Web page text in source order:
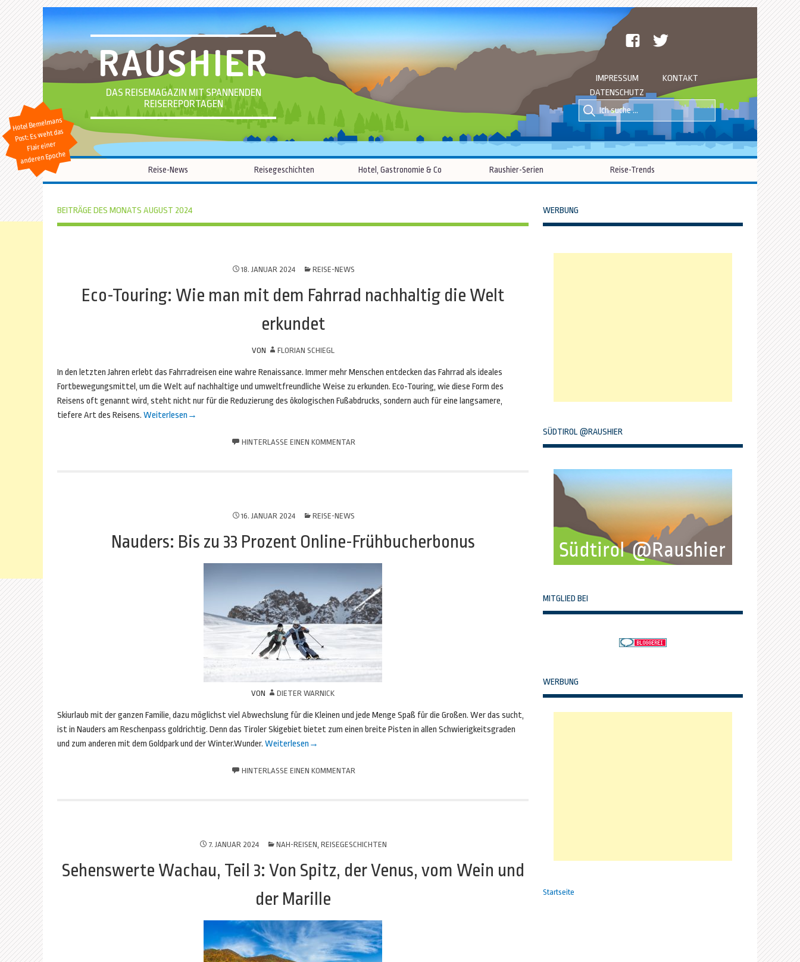
RAUSHIER
DAS REISEMAGAZIN MIT SPANNENDEN
REISEREPORTAGEN
facebook
IMPRESSUM
KONTAKT
DATENSCHUTZ
Suche
nach::
Suche
nach:
Hotel Bemelmans
Post: Es weht das
Flair einer
anderen Epoche
Reise-News Reisegeschichten Hotel, Gastronomie & Co Raushier-Serien Reise-Trends
BEITRÄGE DES MONATS AUGUST 2024
18. JANUAR 2024 REISE-NEWS
Eco-Touring: Wie man mit dem Fahrrad nachhaltig die Welt
erkundet
VON FLORIAN SCHIEGL
In den letzten Jahren erlebt das Fahrradreisen eine wahre Renaissance. Immer mehr Menschen entdecken das Fahrrad als ideales
Fortbewegungsmittel, um die Welt auf nachhaltige und umweltfreundliche Weise zu erkunden. Eco-Touring, wie diese Form des
Reisens oft genannt wird, steht nicht nur für die Reduzierung des ökologischen Fußabdrucks, sondern auch für eine langsamere,
tiefere Art des Reisens. Weiterlesen →
HINTERLASSE EINEN KOMMENTAR
16. JANUAR 2024 REISE-NEWS
Nauders: Bis zu 33 Prozent Online-Frühbucherbonus
VON DIETER WARNICK
Skiurlaub mit der ganzen Familie, dazu möglichst viel Abwechslung für die Kleinen und jede Menge Spaß für die Großen. Wer das sucht,
ist in Nauders am Reschenpass goldrichtig. Denn das Tiroler Skigebiet bietet zum einen breite Pisten in allen Schwierigkeitsgraden
und zum anderen mit dem Goldpark und der Winter.Wunder. Weiterlesen →
HINTERLASSE EINEN KOMMENTAR
7. JANUAR 2024 NAH-REISEN, REISEGESCHICHTEN
Sehenswerte Wachau, Teil 3: Von Spitz, der Venus, vom Wein und
der Marille
WERBUNG
SÜDTIROL @RAUSHIER
MITGLIED BEI
WERBUNG
Startseite